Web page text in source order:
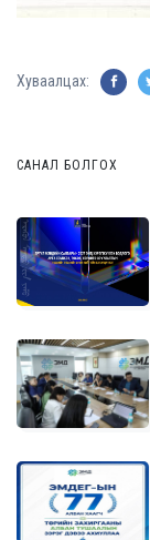
Хуваалцах:
САНАЛ БОЛГОХ